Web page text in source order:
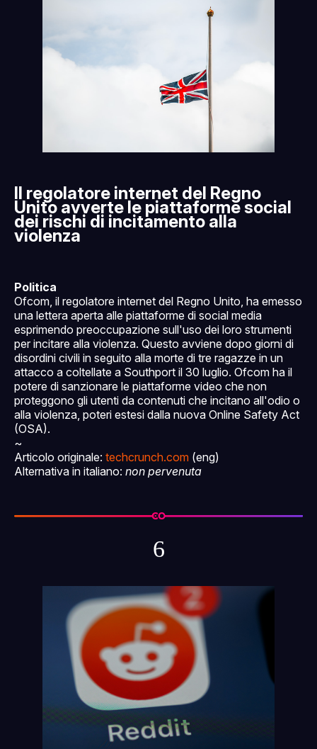
Il regolatore internet del Regno
Unito avverte le piattaforme social
dei rischi di incitamento alla
violenza
Politica
Ofcom, il regolatore internet del Regno Unito, ha emesso
una lettera aperta alle piattaforme di social media
esprimendo preoccupazione sull'uso dei loro strumenti
per incitare alla violenza. Questo avviene dopo giorni di
disordini civili in seguito alla morte di tre ragazze in un
attacco a coltellate a Southport il 30 luglio. Ofcom ha il
potere di sanzionare le piattaforme video che non
proteggono gli utenti da contenuti che incitano all'odio o
alla violenza, poteri estesi dalla nuova Online Safety Act
(OSA).
~
Articolo originale: techcrunch.com (eng)
Alternativa in italiano: non pervenuta
6